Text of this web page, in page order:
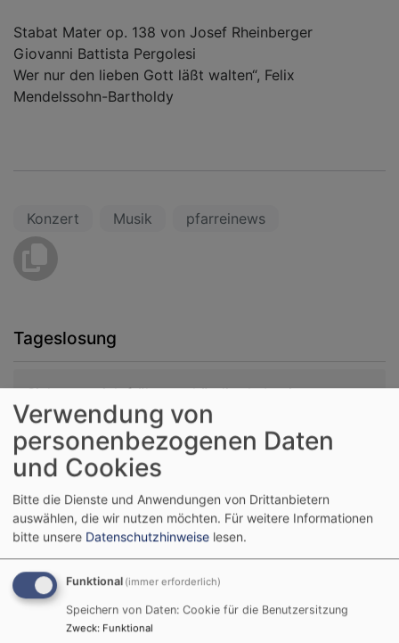
Stabat Mater op. 138 von Josef Rheinberger
Giovanni Battista Pergolesi
Wer nur den lieben Gott läßt walten“, Felix
Mendelssohn-Bartholdy
Konzert Musik pfarreinews
Tageslosung
Siehe, was ich früher verkündigt habe, ist
gekommen. So verkündige ich auch Neues; ehe
denn es sprosst, lasse ich's euch hören.
Jesaja 42,9
Der Menschensohn ist's, der den guten Samen sät.
Der Acker ist die Welt.
Matthäus 13,37-38
© Evangelische Brüder-Unität –
Herrnhuter Brüdergemeine
Weitere Informationen finden Siehier.
Podcast „kurz &gut“
Verwendung von
personenbezogenen Daten
und Cookies
Bitte die Dienste und Anwendungen von Drittanbietern
auswählen, die wir nutzen möchten. Für weitere Informationen
bitte unsere Datenschutzhinweise lesen.
Funktional (immer erforderlich)
Speichern von Daten: Cookie für die Benutzersitzung
Zweck: Funktional